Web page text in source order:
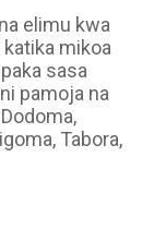
elimu kwa
mikoa
sasa
pamoja na
Tabora,